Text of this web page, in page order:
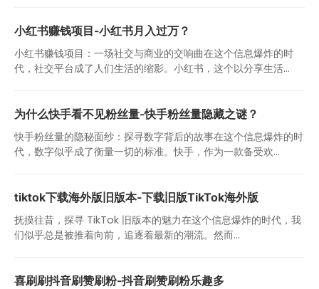
小红书赚钱项目-小红书月入过万？
小红书赚钱项目：一场社交与商业的交响曲在这个信息爆炸的时
代，社交平台成了人们生活的缩影。小红书，这个以分享生活...
为什么快手看不见粉丝量-快手粉丝量隐藏之谜？
快手粉丝量的隐秘面纱：探寻数字背后的故事在这个信息爆炸的时
代，数字似乎成了衡量一切的标准。快手，作为一款备受欢...
tiktok下载海外版旧版本-下载旧版TikTok海外版
抚摸往昔，探寻 TikTok 旧版本的魅力在这个信息爆炸的时代，我
们似乎总是被推着向前，追逐着最新的潮流。然而...
喜刷刷抖音刷赞刷粉-抖音刷赞刷粉乐趣多